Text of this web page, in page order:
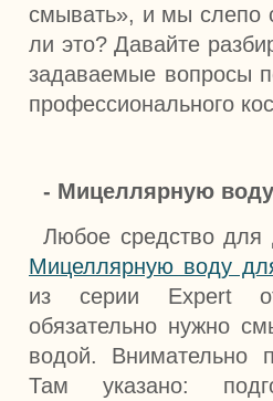
смывать», и мы слепо
ли это? Давайте
задаваемые вопросы
профессионального
- Мицеллярную
Любое средство
Мицеллярную воду
из серии Expert
обязательно нужно
водой. Внимательно
Там указано: